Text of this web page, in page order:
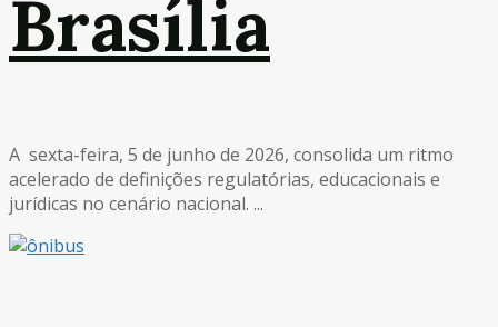
Brasília
A sexta-feira, 5 de junho de 2026, consolida um ritmo
acelerado de definições regulatórias, educacionais e
jurídicas no cenário nacional. ...